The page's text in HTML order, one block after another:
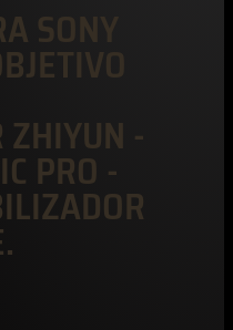
SONY
ZHIYUN -
PRO -